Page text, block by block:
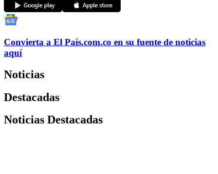
Convierta a El País.com.co en su fuente de noticias
aquí
Noticias
Destacadas
Noticias Destacadas